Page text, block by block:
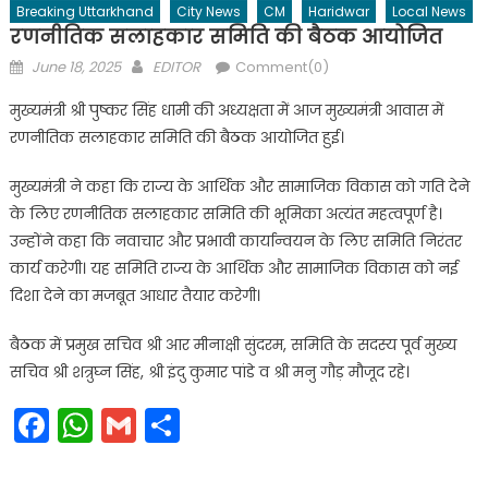
Breaking Uttarkhand City News CM Haridwar Local News
रणनीतिक सलाहकार समिति की बैठक आयोजित
Posted
June 18, 2025 Author
EDITOR Comment(0)
मुख्यमंत्री श्री पुष्कर सिंह धामी की अध्यक्षता में आज मुख्यमंत्री आवास में
रणनीतिक सलाहकार समिति की बैठक आयोजित हुई।
मुख्यमंत्री ने कहा कि राज्य के आर्थिक और सामाजिक विकास को गति देने
के लिए रणनीतिक सलाहकार समिति की भूमिका अत्यंत महत्वपूर्ण है।
उन्होंने कहा कि नवाचार और प्रभावी कार्यान्वयन के लिए समिति निरंतर
कार्य करेगी। यह समिति राज्य के आर्थिक और सामाजिक विकास को नई
दिशा देने का मजबूत आधार तैयार करेगी।
बैठक में प्रमुख सचिव श्री आर मीनाक्षी सुंदरम, समिति के सदस्य पूर्व मुख्य
सचिव श्री शत्रुघ्न सिंह, श्री इंदु कुमार पांडे व श्री मनु गौड़ मौजूद रहे।
Facebook
WhatsApp
GmailShare